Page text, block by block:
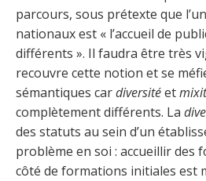
parcours, sous prétexte que
nationaux est « l’accueil de
différents ». Il faudra être très
recouvre cette notion et se
sémantiques cardiversitéet
complètement différents. La
des statuts au sein d’un
problème en soi : accueillir des
côté de formations initiales est